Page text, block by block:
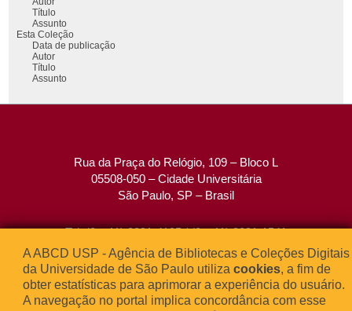
Título
Assunto
Esta Coleção
Data de publicação
Autor
Título
Assunto
Rua da Praça do Relógio, 109 – Bloco L
05508-050 – Cidade Universitária
São Paulo, SP – Brasil
Tel: (0xx11) 3091-4195 / (0xx11) 3091-1541
Fax: (0xx11) 3091-1567
E-mail:atendimento@abcd.usp.br
A ABCD USP - Agência de Bibliotecas e Coleções Digitais
da Universidade de São Paulo utiliza cookies, a fim de
obter estatísticas para aprimorar a experiência do usuário.
A navegação no portal implica concordância com esse